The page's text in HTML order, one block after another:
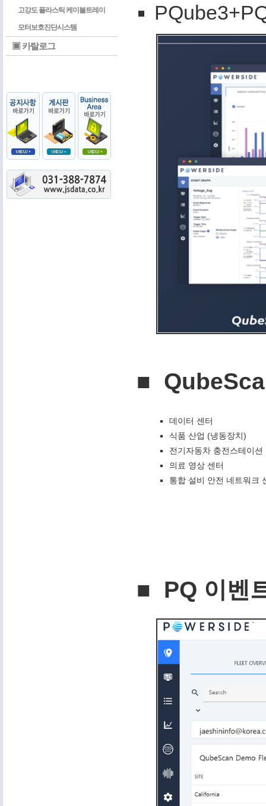
고강도 플라스틱 케이블트레이
모터보호진단시스템
▣ 카탈로그
■
데이터 센터
식품 산업 (냉동장치)
전기자동차 충전스테이션
의료 영상 센터
통합 설비 안전 네트워크
■ PQ 이벤